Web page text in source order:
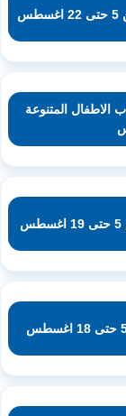
الاطفال المتنوعة